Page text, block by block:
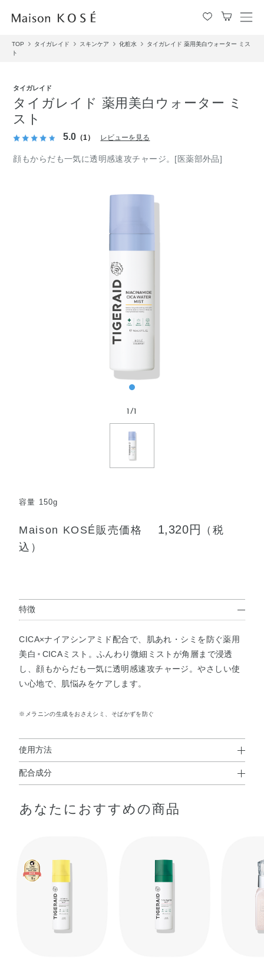
メ
ュ
TOP タイガレイド スキンケア 化粧水
タイガレイド 薬用美白ウォーター ミス
ト
タイガレイド
タイガレイド 薬用美白ウォーター ミ
スト
5.0 （1） レビューを見る
顔もからだも一気に透明感速攻チャージ。[医薬部外品]
1 /1
容量 150g
Maison KOSÉ販売価格 1,320円
（税
込）
特徴
CICA×ナイアシンアミド配合で、肌あれ・シミを防ぐ薬用
美白 ＊ CICAミスト。ふんわり微細ミストが角層まで浸透
し、顔もからだも一気に透明感速攻チャージ。やさしい使
い心地で、肌悩みをケアします。
※メラニンの生成をおさえシミ、そばかずを防ぐ
使用方法
使用方法
容器を振らずに頭部を上にし、目と口を閉じ、肌から約
20cmはなしてスプレーします。
配合成分
ウム※、精製水、1，3－ブチレングリコール、ジプロピレ
ム、リン酸一水素ナトリウム、常水、窒素、濃グリセリ
ン、フェノキシエタノール
※；有効成分 無印；その他の成分
あなたにおすすめの商品